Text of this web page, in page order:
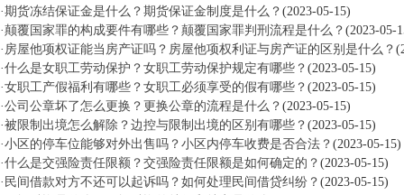
·期货冻结保证金是什么？期货保证金制度是什么？ (2023-05-15)
·颠覆国家罪的构成要件有哪些？颠覆国家罪判刑流程是什么？ (2023-05-
· 房屋他项权证能当房产证吗？房屋他项权利证与房产证的区别是什么？
·什么是女职工劳动保护？女职工劳动保护规定有哪些？ (2023-05-15)
·女职工产假福利有哪些？女职工必须享受的假有哪些？ (2023-05-15)
·公司公章坏了怎么更换？更换公章的流程是什么？ (2023-05-15)
·被限制出境怎么解除？边控与限制出境的区别有哪些？ (2023-05-15)
·小区的停车位能够对外出售吗？小区内停车收费是否合法？ (2023-05-15)
·什么是交强险责任限额？交强险责任限额是如何确定的？ (2023-05-15)
· 民间借款对方不还可以起诉吗？如何处理民间借贷纠纷？ (2023-05-15)